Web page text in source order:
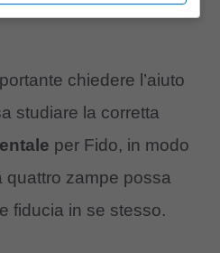
chiedere l’aiuto
studiare la corretta
per Fido, in modo
quattro zampe possa
fiducia in se stesso.